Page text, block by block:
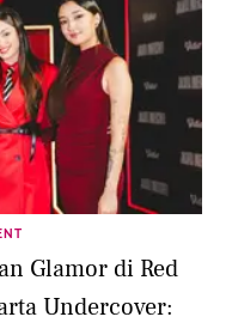
Glamor di Red
Undercover: